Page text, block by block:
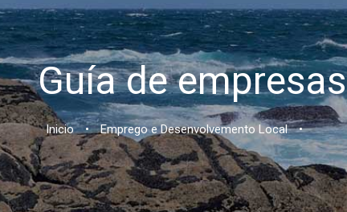
Guía de empresas
Inicio • Emprego e Desenvolvemento Local •